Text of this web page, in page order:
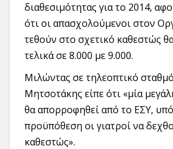
διαθεσιμότητας για το 2014,
ότι οι απασχολούμενοι στον
τεθούν στο σχετικό καθεστώς
τελικά σε 8.000 με 9.000.
Μιλώντας σε τηλεοπτικό
Μητσοτάκης είπε ότι «μία
θα απορροφηθεί από το ΕΣΥ,
προϋπόθεση οι γιατροί να
καθεστώς».